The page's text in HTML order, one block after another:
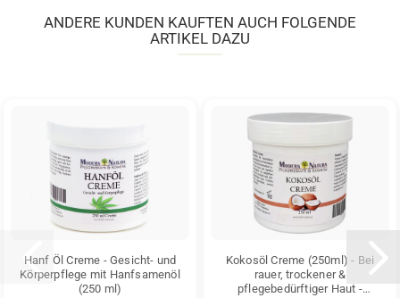
ANDERE KUNDEN KAUFTEN AUCH FOLGENDE
ARTIKEL DAZU
Hanf Öl Creme - Gesicht- und
Körperpflege mit Hanfsamenöl
(250 ml)
Kokosöl Creme (250ml) - Bei
rauer, trockener &
pflegebedürftiger Haut -